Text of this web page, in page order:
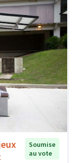
Soumise
au vote